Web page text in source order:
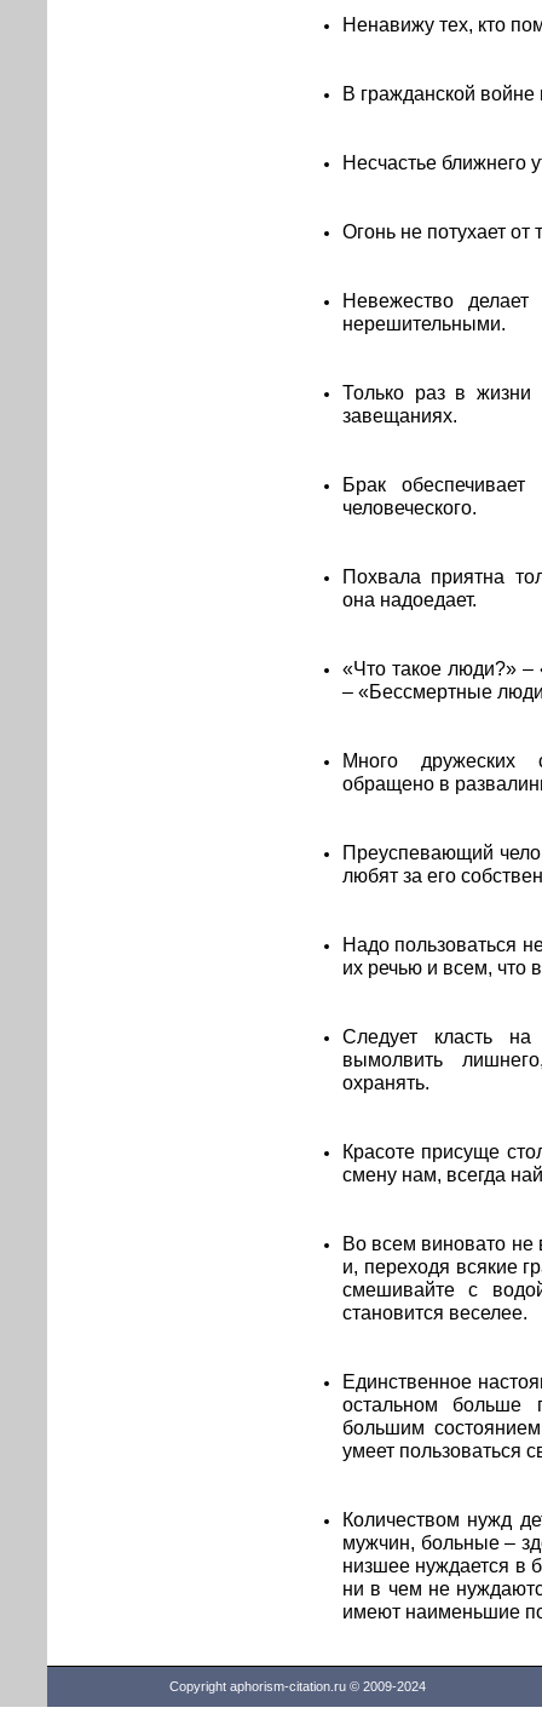
Ненавижу тех, кто
В гражданской войне
Несчастье ближнего
Огонь не потухает от
Невежество
нерешительными.
Только раз в
завещаниях.
Брак обеспечивает
человеческого.
Похвала приятна
она надоедает.
«Что такое люди?» –
– «Бессмертные
Много дружеских
обращено в
Преуспевающий
любят за его
Надо пользоваться
их речью и всем, что
Следует класть
вымолвить
охранять.
Красоте присуще
смену нам, всегда
Во всем виновато не
и, переходя всякие
смешивайте с
становится веселее.
Единственное
остальном больше
большим
умеет пользоваться
Количеством нужд
мужчин, больные –
низшее нуждается в
ни в чем не
имеют наименьшие
Copyright aphorism-citation.ru © 2009-2024